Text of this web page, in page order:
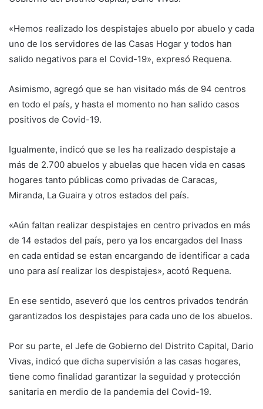
«Hemos realizado los despistajes abuelo por abuelo y cada
uno de los servidores de las Casas Hogar y todos han
salido negativos para el Covid-19», expresó Requena.
Asimismo, agregó que se han visitado más de 94 centros
en todo el país, y hasta el momento no han salido casos
positivos de Covid-19.
Igualmente, indicó que se les ha realizado despistaje a
más de 2.700 abuelos y abuelas que hacen vida en casas
hogares tanto públicas como privadas de Caracas,
Miranda, La Guaira y otros estados del país.
«Aún faltan realizar despistajes en centro privados en más
de 14 estados del país, pero ya los encargados del Inass
en cada entidad se estan encargando de identificar a cada
uno para así realizar los despistajes», acotó Requena.
En ese sentido, aseveró que los centros privados tendrán
garantizados los despistajes para cada uno de los abuelos.
Por su parte, el Jefe de Gobierno del Distrito Capital, Dario
Vivas, indicó que dicha supervisión a las casas hogares,
tiene como finalidad garantizar la seguidad y protección
sanitaria en merdio de la pandemia del Covid-19.